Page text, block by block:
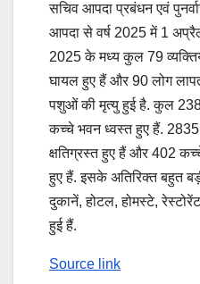
सचिव आपदा प्रबंधन एवं
आपदा से वर्ष 2025 में 1
2025 के मध्य कुल 79
घायल हुए हैं और 90 लोग
पशुओं की मृत्यु हुई है. कुल
कच्चे भवन ध्वस्त हुए हैं.
क्षतिग्रस्त हुए हैं और 402
हुए हैं. इसके अतिरिक्त बहुत
दुकानें, होटल, होमस्टे,
हुई हैं.
Source link